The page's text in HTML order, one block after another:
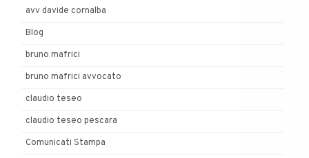
avv davide cornalba
Blog
bruno mafrici
bruno mafrici avvocato
claudio teseo
claudio teseo pescara
Comunicati Stampa